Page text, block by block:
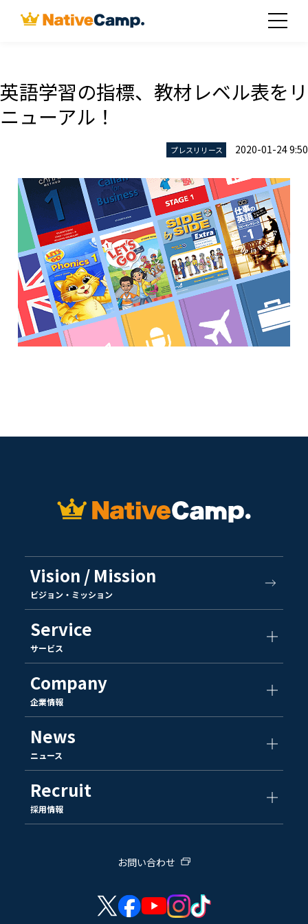
英語学習の指標、教材レベル表をリ
ニューアル！
プレスリリース 2020-01-24 9:50
Vision / Mission
ビジョン・ミッション
Service
サービス
Company
企業情報
News
ニュース
Recruit
採用情報
お問い合わせ